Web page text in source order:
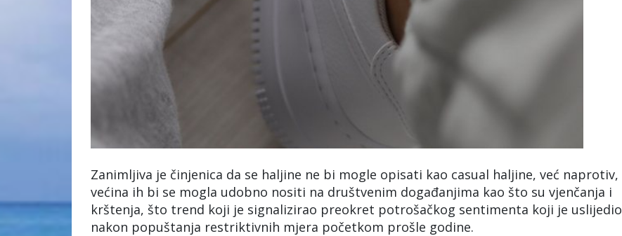
Zanimljiva je činjenica da se haljine ne bi mogle opisati kao casual haljine, već naprotiv,
većina ih bi se mogla udobno nositi na društvenim događanjima kao što su vjenčanja i
krštenja, što trend koji je signalizirao preokret potrošačkog sentimenta koji je uslijedio
nakon popuštanja restriktivnih mjera početkom prošle godine.